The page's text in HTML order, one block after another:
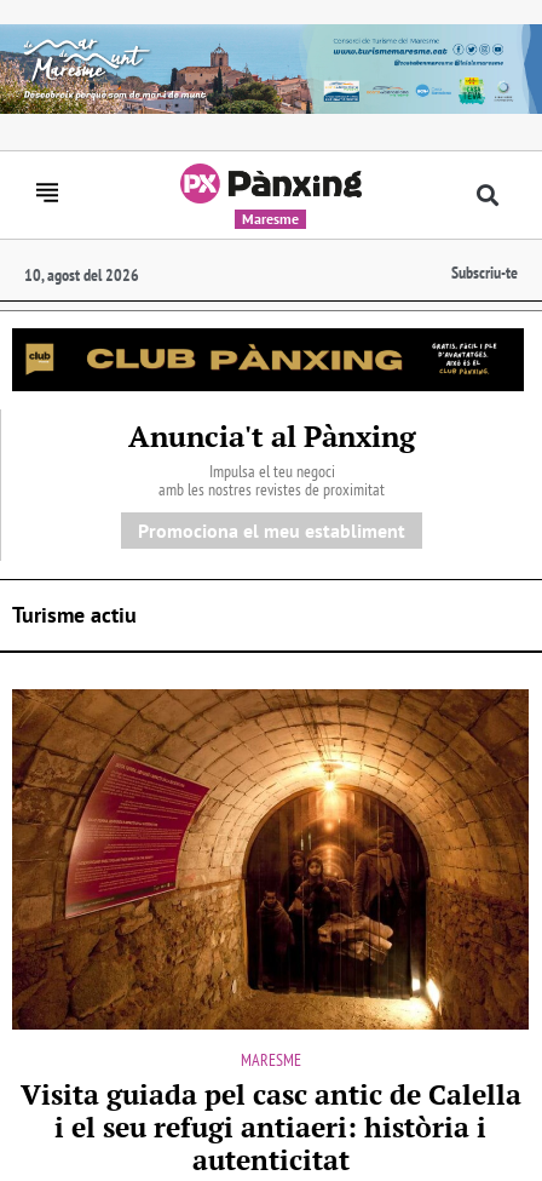
Maresme
10, agost del 2026 Subscriu-te
Anuncia't al Pànxing
Impulsa el teu negoci
amb les nostres revistes de proximitat
Promociona el meu establiment
Turisme actiu
MARESME
Visita guiada pel casc antic de Calella
i el seu refugi antiaeri: història i
autenticitat